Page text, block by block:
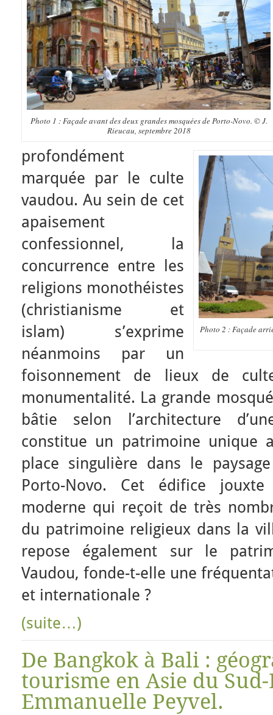
Photo 1 : Façade avant des deux grandes mosquées de Porto-Novo. © J.
Rieucau, septembre 2018
Photo 2 : Façade
profondément
marquée par le culte
vaudou. Au sein de cet
apaisement
confessionnel, la
concurrence entre les
religions monothéistes
(christianisme et
islam) s’exprime
néanmoins par un
foisonnement de lieux de
monumentalité. La grande
bâtie selon l’architecture
constitue un patrimoine unique
place singulière dans le
Porto-Novo. Cet édifice
moderne qui reçoit de très
du patrimoine religieux dans la
repose également sur le
Vaudou, fonde-t-elle une
et internationale ?
(suite…)
De Bangkok à Bali :
tourisme en Asie du Sud-
Emmanuelle Peyvel.